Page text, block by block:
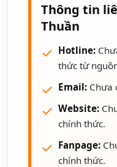
Thông tin
Thuần
Hotline:
thức từ
Email: Chưa
Website:
chính thức.
Fanpage:
chính thức.